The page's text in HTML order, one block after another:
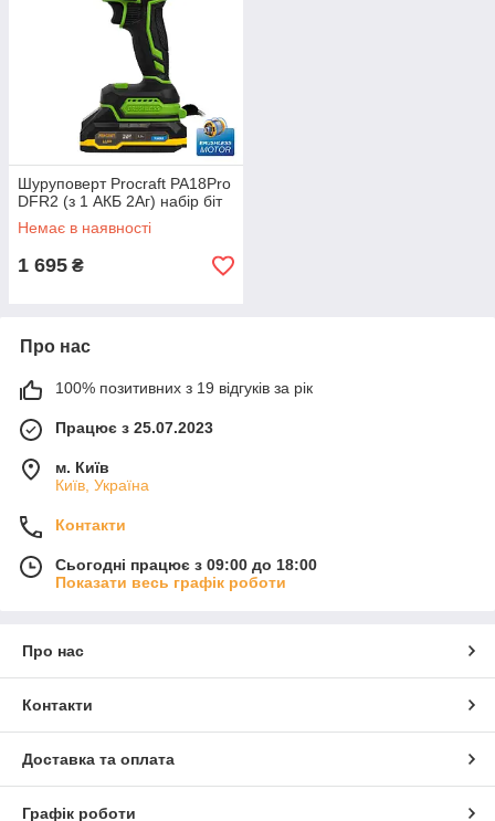
Шуруповерт Procraft PA18Pro
DFR2 (з 1 АКБ 2Аг) набір біт
Немає в наявності
1 695 ₴
Про нас
100% позитивних з 19 відгуків за рік
Працює з 25.07.2023
м. Київ
Київ, Україна
Контакти
Сьогодні працює з 09:00 до 18:00
Показати весь графік роботи
Про нас
Контакти
Доставка та оплата
Графік роботи